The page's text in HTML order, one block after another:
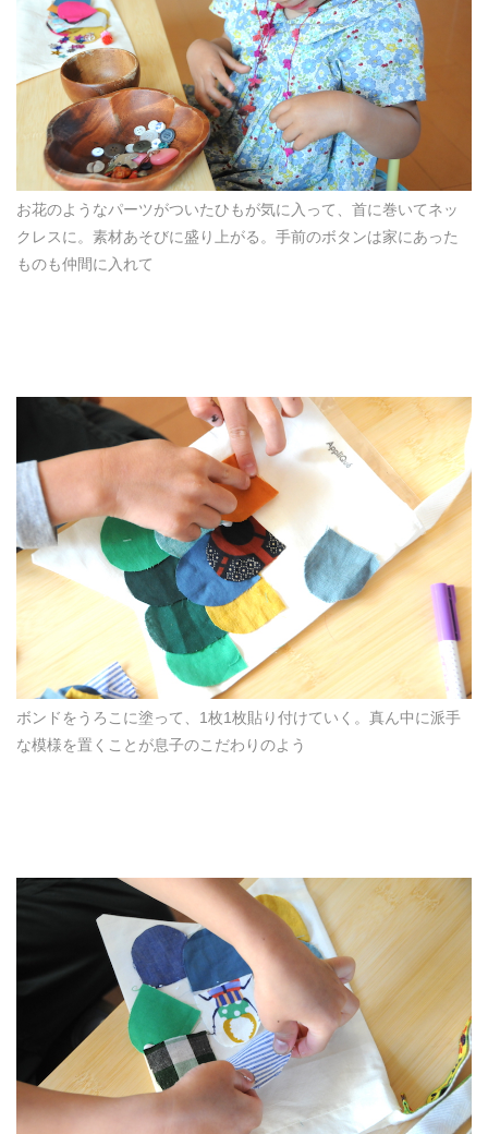
お花のようなパーツがついたひもが気に入って、首に巻いてネッ
クレスに。素材あそびに盛り上がる。手前のボタンは家にあった
ものも仲間に入れて
ボンドをうろこに塗って、1枚1枚貼り付けていく。真ん中に派手
な模様を置くことが息子のこだわりのよう